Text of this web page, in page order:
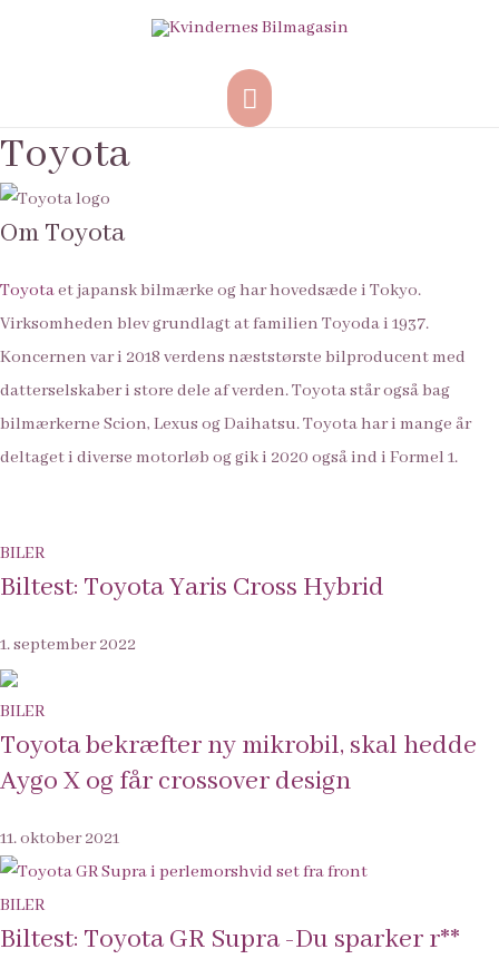
Hovedmenu
Toyota
Om Toyota
Toyotaet japansk bilmærke og har hovedsæde i Tokyo.
Virksomheden blev grundlagt at familien Toyoda i 1937.
Koncernen var i 2018 verdens næststørste bilproducent med
datterselskaber i store dele af verden. Toyota står også bag
bilmærkerne Scion, Lexus ogDaihatsu.Toyota har i mange år
deltaget i diverse motorløb og gik i 2020 også ind i Formel 1.
BILER
Biltest: Toyota Yaris Cross Hybrid
1. september 2022
BILER
Toyota bekræfter ny mikrobil, skal hedde
Aygo X og får crossover design
11. oktober 2021
BILER
Biltest: Toyota GR Supra -Du sparker r**